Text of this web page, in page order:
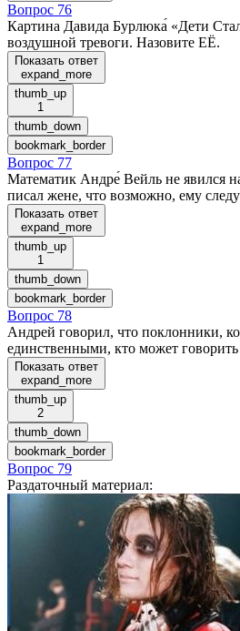
Вопрос 76
Картина Давида Бурлюка́ «Дети
воздушной тревоги. Назовите ЕЁ.
Показать ответ
expand_more
thumb_up
1
thumb_down
bookmark_border
Вопрос 77
Математик Андре́ Вейль не явился
писал жене, что возможно, ему
Показать ответ
expand_more
thumb_up
1
thumb_down
bookmark_border
Вопрос 78
Андрей говорил, что поклонники,
единственными, кто может
Показать ответ
expand_more
thumb_up
2
thumb_down
bookmark_border
Вопрос 79
Раздаточный материал: